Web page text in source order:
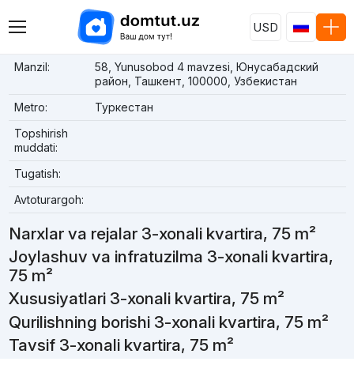
USD
Manzil:
58, Yunusobod 4 mavzesi, Юнусабадский
район, Ташкент, 100000, Узбекистан
Metro:
Туркестан
Topshirish
muddati:
Tugatish:
Avtoturargoh:
Narxlar va rejalar 3-xonali kvartira, 75 m²
Joylashuv va infratuzilma 3-xonali kvartira,
75 m²
Xususiyatlari 3-xonali kvartira, 75 m²
Qurilishning borishi 3-xonali kvartira, 75 m²
Tavsif 3-xonali kvartira, 75 m²